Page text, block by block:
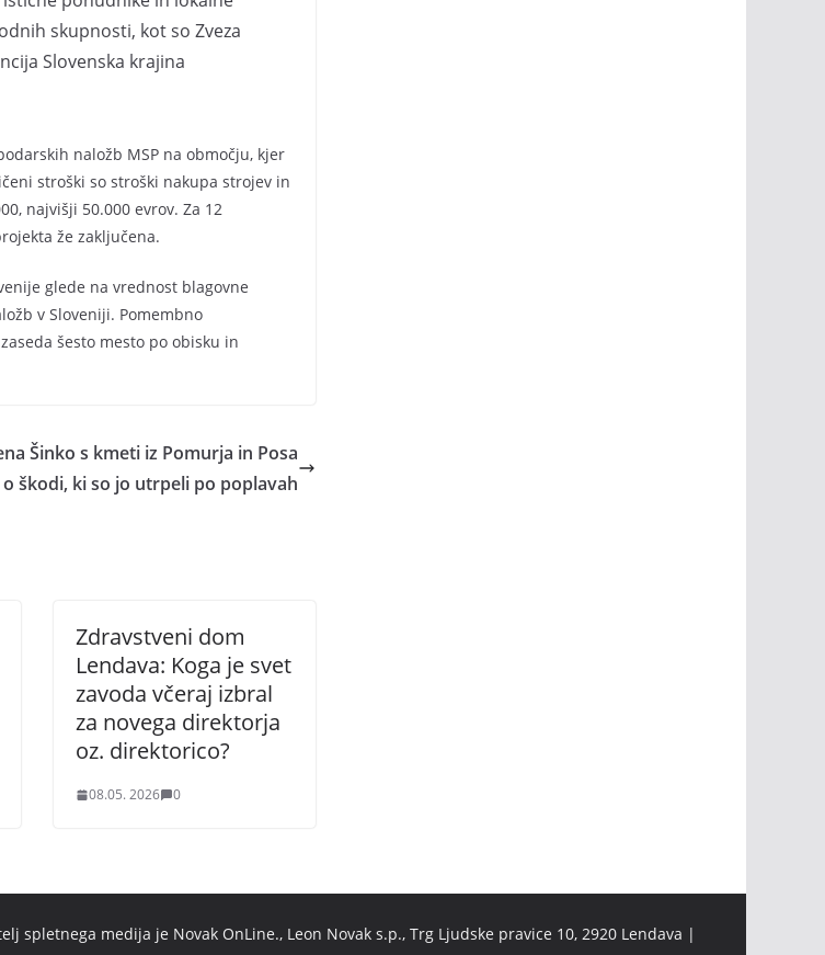
skupnosti, kot so Zveza
Slovenska krajina
naložb MSP na območju, kjer
stroški so stroški nakupa strojev in
najvišji 50.000 evrov. Za 12
že zaključena.
glede na vrednost blagovne
v Sloveniji. Pomembno
šesto mesto po obisku in
Šinko s kmeti iz Pomurja in Posa
škodi, ki so jo utrpeli po poplavah
Zdravstveni dom
Lendava: Koga je svet
zavoda včeraj izbral
za novega direktorja
oz. direktorico?
08.05. 2026 0
medija je Novak OnLine., Leon Novak s.p., Trg Ljudske pravice 10, 2920 Lendava |